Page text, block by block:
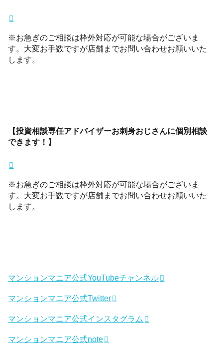
※お急ぎのご相談は枠外対応が可能な場合がございま
す。大変お手数ですが店舗までお問い合わせお願いいた
します。
【投資相談専任アドバイザーお刺身おじさんに個別相談
できます！】
※お急ぎのご相談は枠外対応が可能な場合がございま
す。大変お手数ですが店舗までお問い合わせお願いいた
します。
マンションマニア公式YouTubeチャンネル
マンションマニア公式Twitter
マンションマニア公式インスタグラム
マンションマニア公式note